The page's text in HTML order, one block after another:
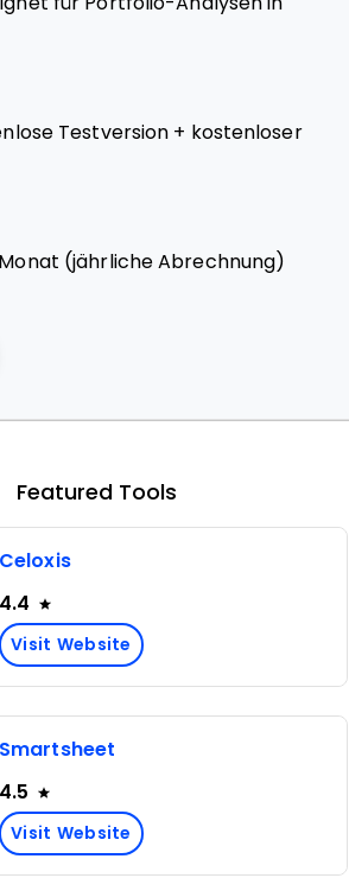
Testversion + kostenloser
(jährliche Abrechnung)
Featured Tools
Celoxis
4.4
Visit Website
Smartsheet
4.5
Visit Website